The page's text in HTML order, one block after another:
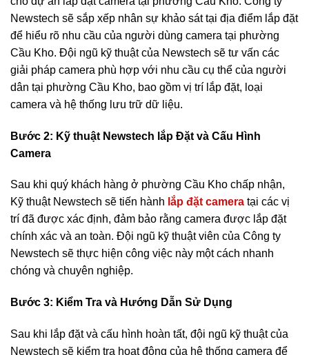
Newstech sẽ sắp xếp nhân sự khảo sát tại địa điểm lắp đặt
để hiểu rõ nhu cầu của người dùng camera tại phường
Cầu Kho. Đội ngũ kỹ thuật của Newstech sẽ tư vấn các
giải pháp camera phù hợp với nhu cầu cụ thể của người
dân tại phường Cầu Kho, bao gồm vị trí lắp đặt, loại
camera và hệ thống lưu trữ dữ liệu.
Bước 2: Kỹ thuật Newstech lắp Đặt và Cấu Hình
Camera
Sau khi quý khách hàng ở phường Cầu Kho chấp nhận,
Kỹ thuật Newstech sẽ tiến hành lắp đặt camera tại các vị
trí đã được xác định, đảm bảo rằng camera được lắp đặt
chính xác và an toàn. Đội ngũ kỹ thuật viên của Công ty
Newstech sẽ thực hiện công việc này một cách nhanh
chóng và chuyên nghiệp.
Bước 3: Kiểm Tra và Hướng Dẫn Sử Dụng
Sau khi lắp đặt và cấu hình hoàn tất, đội ngũ kỹ thuật của
Newstech sẽ kiểm tra hoạt động của hệ thống camera để